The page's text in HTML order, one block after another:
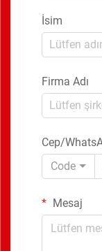
İsim
Firma Adı
Cep/
Code
Mesaj